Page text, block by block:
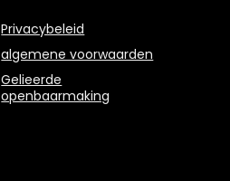
Privacybeleid
algemene voorwaarden
Gelieerde
openbaarmaking